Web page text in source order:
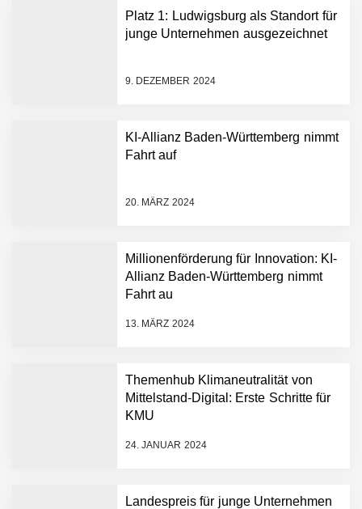
Platz 1: Ludwigsburg als Standort für
junge Unternehmen ausgezeichnet
9. DEZEMBER 2024
KI-Allianz Baden-Württemberg nimmt
Fahrt auf
20. MÄRZ 2024
Millionenförderung für Innovation: KI-
Allianz Baden-Württemberg nimmt
Fahrt au
13. MÄRZ 2024
Themenhub Klimaneutralität von
Mittelstand-Digital: Erste Schritte für
KMU
24. JANUAR 2024
Landespreis für junge Unternehmen
NEURA Robotics gibt
Dollar bekannt, um den
Plattform zu beschleunigen
NEURA Robotics und
Amazon Web Services
starten strategische
AI breit auszurollen
Humanoider Roboter bringt
Hightech ins Stadion
Simulationsdienstleistung in
FiniteNow ermöglicht
Entwicklungsprozesse